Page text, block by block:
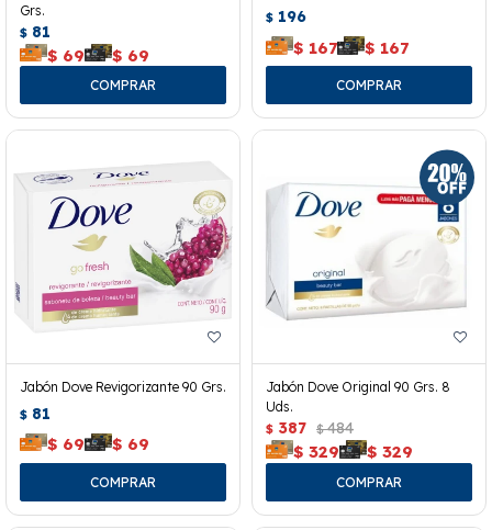
Grs.
$ 81
$ 69 $ 69
$ 196
$ 167 $ 167
Jabón Dove Revigorizante 90 Grs.
$ 81
$ 69 $ 69
Jabón Dove Original 90 Grs. 8
Uds.
$ 387 $ 484
$ 329 $ 329